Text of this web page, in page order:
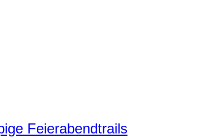
Feierabendtrails